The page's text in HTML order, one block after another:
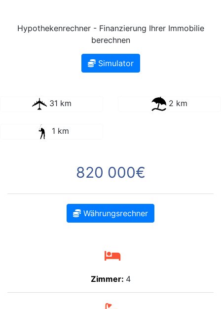
Hypothekenrechner - Finanzierung Ihrer Immobilie
berechnen
Simulator
31 km 2 km
1 km
820 000€
Währungsrechner
Zimmer: 4